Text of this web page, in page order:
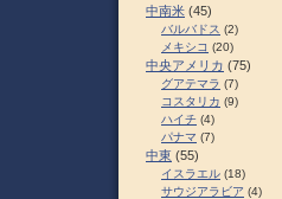
中南米 (45)
バルバドス (2)
メキシコ (20)
中央アメリカ (75)
グアテマラ (7)
コスタリカ (9)
ハイチ (4)
パナマ (7)
中東 (55)
イスラエル (18)
サウジアラビア (4)